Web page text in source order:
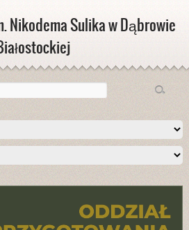
Nikodema Sulika w Dąbrowie